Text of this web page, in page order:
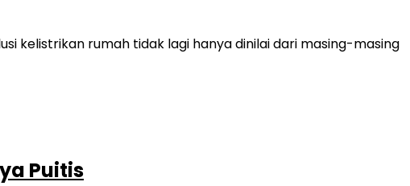
kelistrikan rumah tidak lagi hanya dinilai dari masing-masing
Puitis